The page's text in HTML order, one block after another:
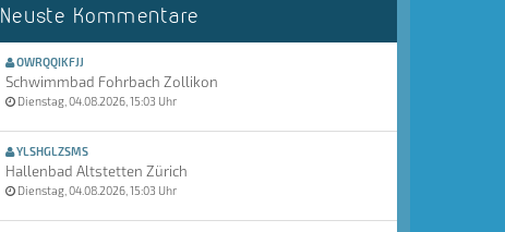
Neuste Kommentare
OWRQQIKFJJ
Schwimmbad Fohrbach Zollikon
Dienstag, 04.08.2026, 15:03 Uhr
YLSHGLZSMS
Hallenbad Altstetten Zürich
Dienstag, 04.08.2026, 15:03 Uhr